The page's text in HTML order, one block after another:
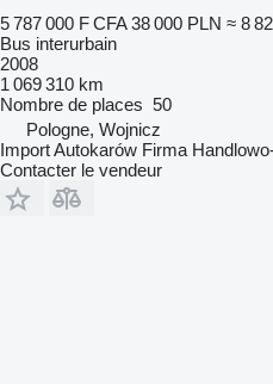
5 787 000 F CFA 38 000 PLN ≈ 8
Bus interurbain
2008
1 069 310 km
Nombre de places 50
Pologne, Wojnicz
Import Autokarów Firma
Contacter le vendeur